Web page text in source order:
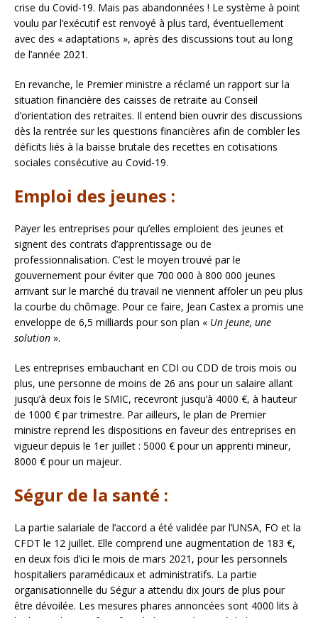
crise du Covid-19. Mais pas abandonnées ! Le système à point
voulu par l’exécutif est renvoyé à plus tard, éventuellement
avec des « adaptations », après des discussions tout au long
de l’année 2021.
En revanche, le Premier ministre a réclamé un rapport sur la
situation financière des caisses de retraite au Conseil
d’orientation des retraites. Il entend bien ouvrir des discussions
dès la rentrée sur les questions financières afin de combler les
déficits liés à la baisse brutale des recettes en cotisations
sociales consécutive au Covid-19.
Emploi des jeunes :
Payer les entreprises pour qu’elles emploient des jeunes et
signent des contrats d’apprentissage ou de
professionnalisation. C’est le moyen trouvé par le
gouvernement pour éviter que 700 000 à 800 000 jeunes
arrivant sur le marché du travail ne viennent affoler un peu plus
la courbe du chômage. Pour ce faire, Jean Castex a promis une
enveloppe de 6,5 milliards pour son plan « Un jeune, une
solution ».
Les entreprises embauchant en CDI ou CDD de trois mois ou
plus, une personne de moins de 26 ans pour un salaire allant
jusqu’à deux fois le SMIC, recevront jusqu’à 4000 €, à hauteur
de 1000 € par trimestre. Par ailleurs, le plan de Premier
ministre reprend les dispositions en faveur des entreprises en
vigueur depuis le 1er juillet : 5000 € pour un apprenti mineur,
8000 € pour un majeur.
Ségur de la santé :
La partie salariale de l’accord a été validée par l’UNSA, FO et la
CFDT le 12 juillet. Elle comprend une augmentation de 183 €,
en deux fois d’ici le mois de mars 2021, pour les personnels
hospitaliers paramédicaux et administratifs. La partie
organisationnelle du Ségur a attendu dix jours de plus pour
être dévoilée. Les mesures phares annoncées sont 4000 lits à